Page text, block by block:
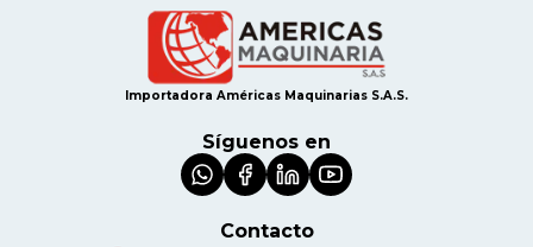
Importadora Américas Maquinarias S.A.S.
Síguenos en
Contacto